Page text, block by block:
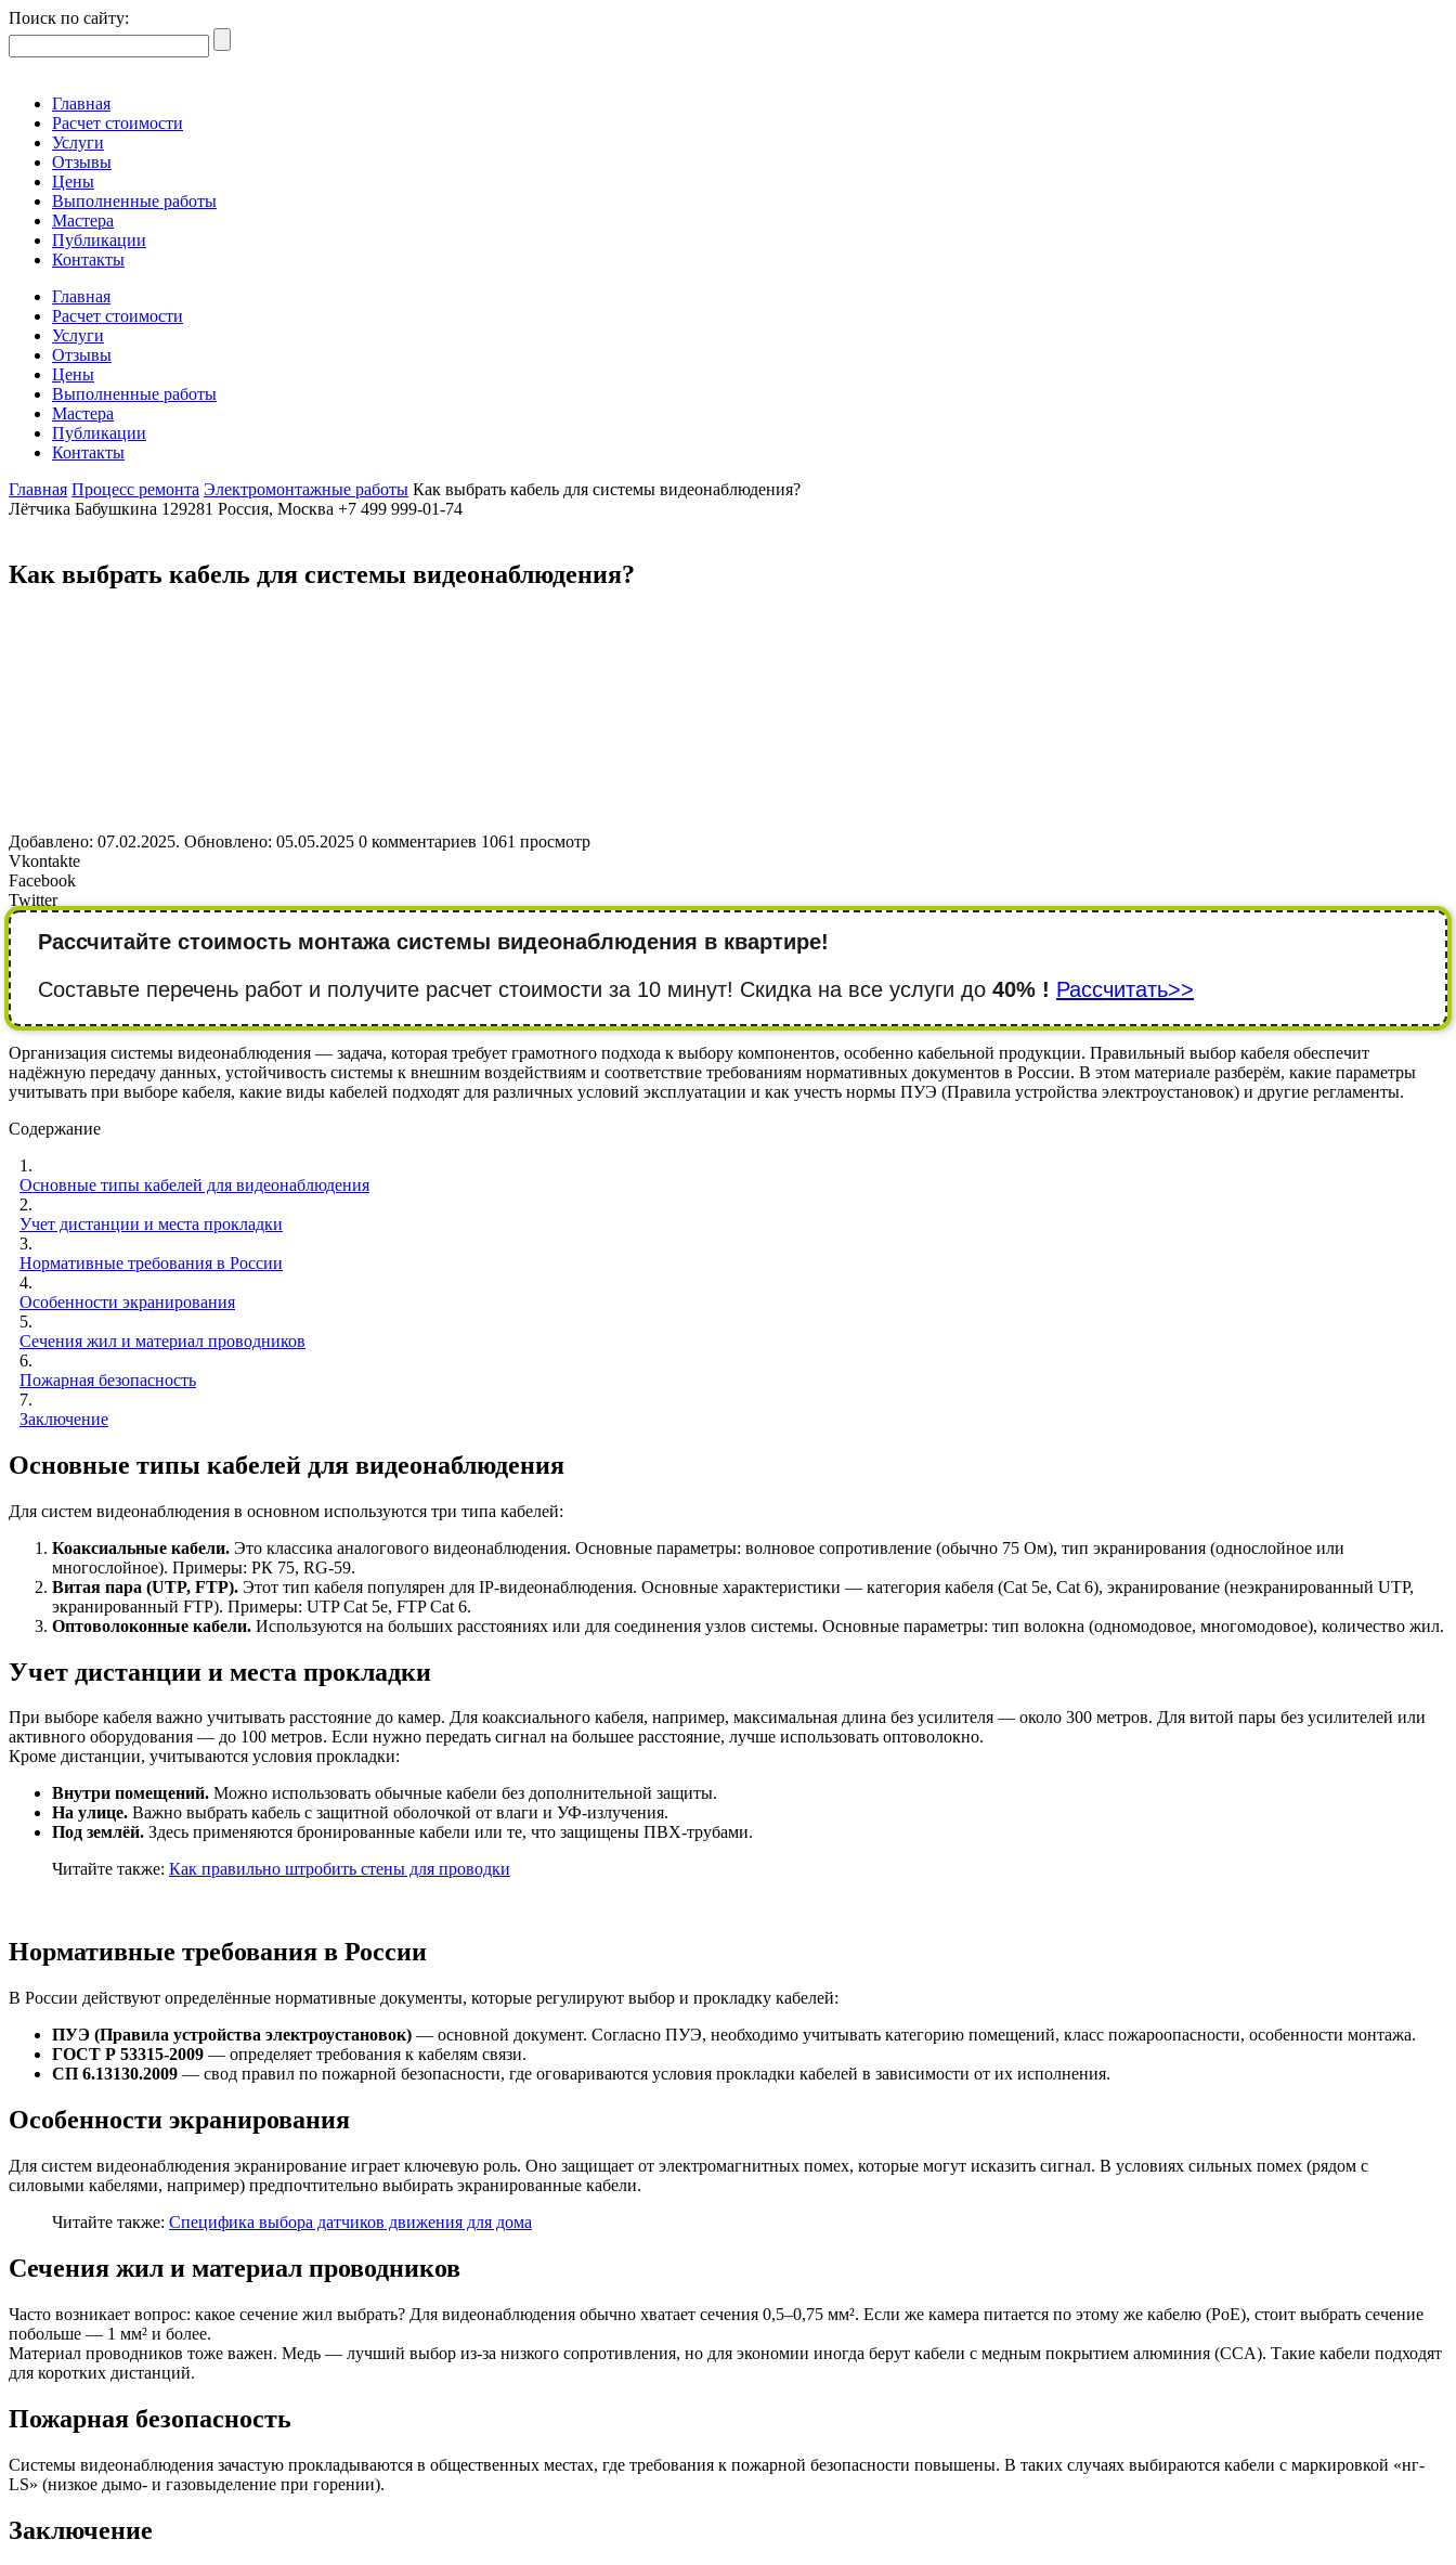
Поиск по сайту:
Главная
Расчет стоимости
Услуги
Отзывы
Цены
Выполненные работы
Мастера
Публикации
Контакты
Главная
Расчет стоимости
Услуги
Отзывы
Цены
Выполненные работы
Мастера
Публикации
Контакты
Главная Процесс ремонта Электромонтажные работы Как выбрать кабель для системы видеонаблюдения?
Лётчика Бабушкина 129281 Россия, Москва +7 499 999-01-74
Как выбрать кабель для системы видеонаблюдения?
Добавлено: 07.02.2025. Обновлено: 05.05.2025 0 комментариев 1061 просмотр
Vkontakte
Facebook
Twitter
Рассчитайте стоимость монтажа системы видеонаблюдения в квартире!
Составьте перечень работ и получите расчет стоимости за 10 минут! Cкидка на все услуги до 40% ! Рассчитать>>
Организация системы видеонаблюдения — задача, которая требует грамотного подхода к выбору компонентов, особенно кабельной продукции. Правильный выбор кабеля обеспечит
надёжную передачу данных, устойчивость системы к внешним воздействиям и соответствие требованиям нормативных документов в России. В этом материале разберём, какие параметры
учитывать при выборе кабеля, какие виды кабелей подходят для различных условий эксплуатации и как учесть нормы ПУЭ (Правила устройства электроустановок) и другие регламенты.
Содержание
1.
Основные типы кабелей для видеонаблюдения
2.
Учет дистанции и места прокладки
3.
Нормативные требования в России
4.
Особенности экранирования
5.
Сечения жил и материал проводников
6.
Пожарная безопасность
7.
Заключение
Основные типы кабелей для видеонаблюдения
Для систем видеонаблюдения в основном используются три типа кабелей:
Коаксиальные кабели. Это классика аналогового видеонаблюдения. Основные параметры: волновое сопротивление (обычно 75 Ом), тип экранирования (однослойное или
многослойное). Примеры: РК 75, RG-59.
Витая пара (UTP, FTP). Этот тип кабеля популярен для IP-видеонаблюдения. Основные характеристики — категория кабеля (Cat 5e, Cat 6), экранирование (неэкранированный UTP,
экранированный FTP). Примеры: UTP Cat 5e, FTP Cat 6.
Оптоволоконные кабели. Используются на больших расстояниях или для соединения узлов системы. Основные параметры: тип волокна (одномодовое, многомодовое), количество жил.
Учет дистанции и места прокладки
При выборе кабеля важно учитывать расстояние до камер. Для коаксиального кабеля, например, максимальная длина без усилителя — около 300 метров. Для витой пары без усилителей или
активного оборудования — до 100 метров. Если нужно передать сигнал на большее расстояние, лучше использовать оптоволокно.
Кроме дистанции, учитываются условия прокладки:
Внутри помещений. Можно использовать обычные кабели без дополнительной защиты.
На улице. Важно выбрать кабель с защитной оболочкой от влаги и УФ-излучения.
Под землёй. Здесь применяются бронированные кабели или те, что защищены ПВХ-трубами.
Читайте также: Как правильно штробить стены для проводки
Нормативные требования в России
В России действуют определённые нормативные документы, которые регулируют выбор и прокладку кабелей:
ПУЭ (Правила устройства электроустановок) — основной документ. Согласно ПУЭ, необходимо учитывать категорию помещений, класс пожароопасности, особенности монтажа.
ГОСТ Р 53315-2009 — определяет требования к кабелям связи.
СП 6.13130.2009 — свод правил по пожарной безопасности, где оговариваются условия прокладки кабелей в зависимости от их исполнения.
Особенности экранирования
Для систем видеонаблюдения экранирование играет ключевую роль. Оно защищает от электромагнитных помех, которые могут исказить сигнал. В условиях сильных помех (рядом с
силовыми кабелями, например) предпочтительно выбирать экранированные кабели.
Читайте также: Специфика выбора датчиков движения для дома
Сечения жил и материал проводников
Часто возникает вопрос: какое сечение жил выбрать? Для видеонаблюдения обычно хватает сечения 0,5–0,75 мм². Если же камера питается по этому же кабелю (PoE), стоит выбрать сечение
побольше — 1 мм² и более.
Материал проводников тоже важен. Медь — лучший выбор из-за низкого сопротивления, но для экономии иногда берут кабели с медным покрытием алюминия (CCA). Такие кабели подходят
для коротких дистанций.
Пожарная безопасность
Системы видеонаблюдения зачастую прокладываются в общественных местах, где требования к пожарной безопасности повышены. В таких случаях выбираются кабели с маркировкой «нг-
LS» (низкое дымо- и газовыделение при горении).
Заключение